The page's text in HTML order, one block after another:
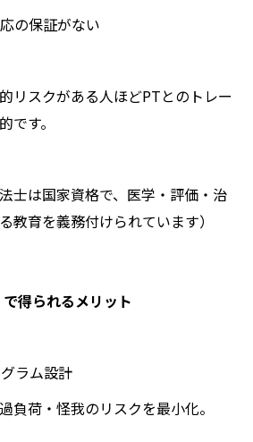
の保証がない
リスクがある人ほどPTとのトレー
です。
士は国家資格で、医学・評価・治
教育を義務付けられています）
得られるメリット
ラム設計
負荷・怪我のリスクを最小化。